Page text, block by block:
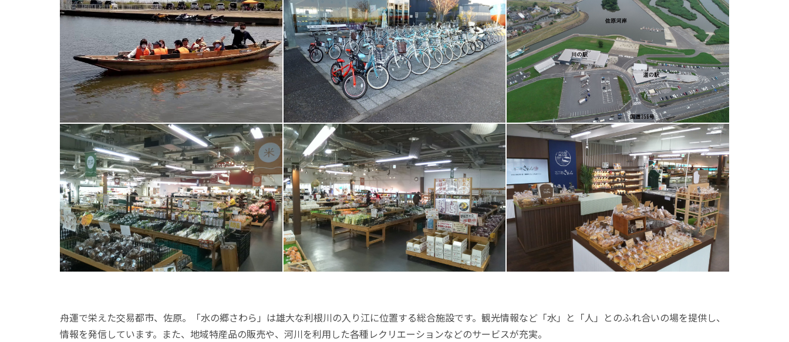
舟運で栄えた交易都市、佐原。「水の郷さわら」は雄大な利根川の入り江に位置する総合施設です。観光情報など「水」と「人」とのふれ合いの場を提供し、
情報を発信しています。また、地域特産品の販売や、河川を利用した各種レクリエーションなどのサービスが充実。